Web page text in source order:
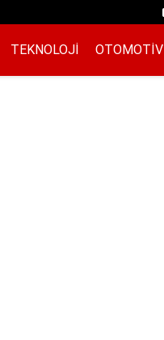
TEKNOLOJI OTOMOTIV